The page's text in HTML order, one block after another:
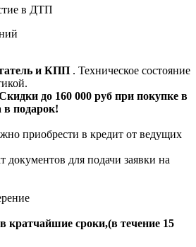
в ДТП
и КПП . Техническое состояние
до 160 000 руб при покупке в
в подарок!
приобрести в кредит от ведущих
для подачи заявки на
кратчайшие сроки,(в течение 15